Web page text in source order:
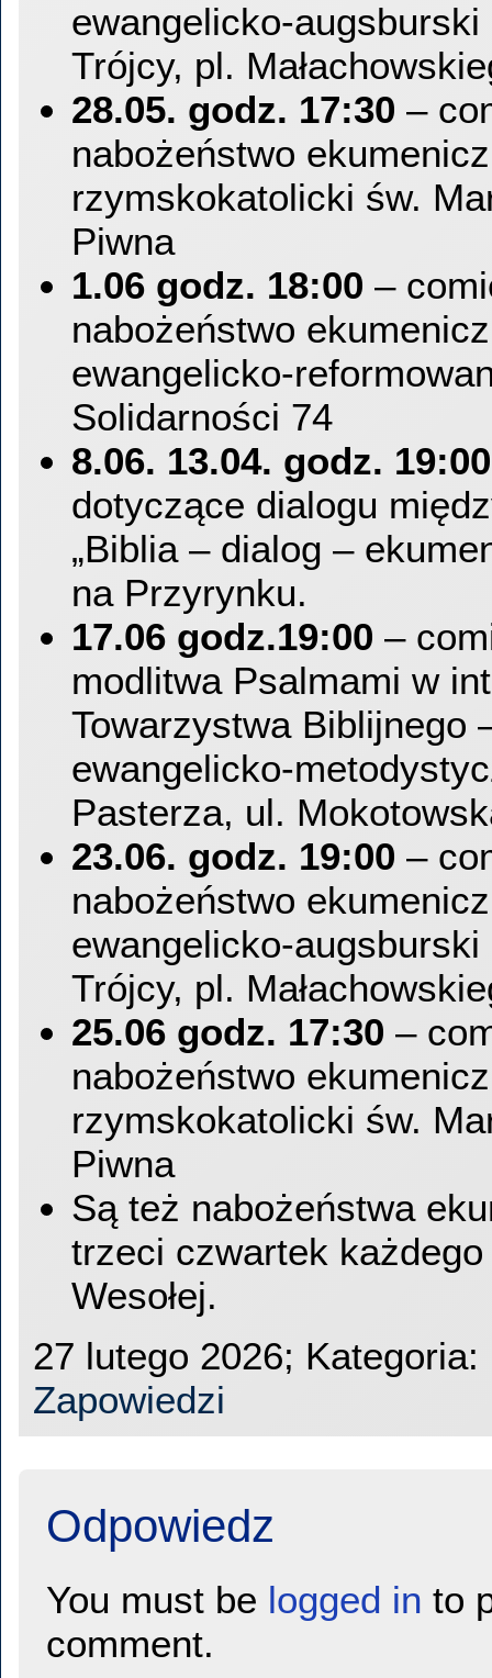
ewangelicko-augsburski
Trójcy, pl.
28.05. godz. 17:30 –
nabożeństwo
rzymskokatolicki św.
Piwna
1.06 godz. 18:00 –
nabożeństwo
ewangelicko-
Solidarności 74
8.06. 13.04. godz. 19:00
dotyczące dialogu
„Biblia – dialog –
na Przyrynku.
17.06 godz.19:00 –
modlitwa Psalmami w
Towarzystwa Biblijnego
ewangelicko-
Pasterza, ul.
23.06. godz. 19:00 –
nabożeństwo
ewangelicko-augsburski
Trójcy, pl.
25.06 godz. 17:30 –
nabożeństwo
rzymskokatolicki św.
Piwna
Są też nabożeństwa
trzeci czwartek
Wesołej.
27 lutego 2026; Kategoria:
Zapowiedzi
Odpowiedz
You must be logged in to
comment.